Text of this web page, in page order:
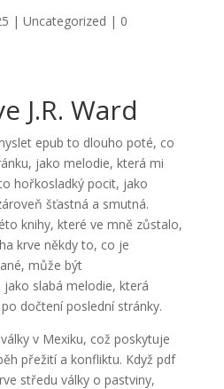
| Uncategorized | 0
J.R. Ward
epub to dlouho poté, co
jako melodie, která mi
hořkosladký pocit, jako
šťastná a smutná.
knihy, které ve mně zůstalo,
krve někdy to, co je
může být
slabá melodie, která
dočtení poslední stránky.
v Mexiku, což poskytuje
přežití a konfliktu. Když pdf
středu války o pastviny,